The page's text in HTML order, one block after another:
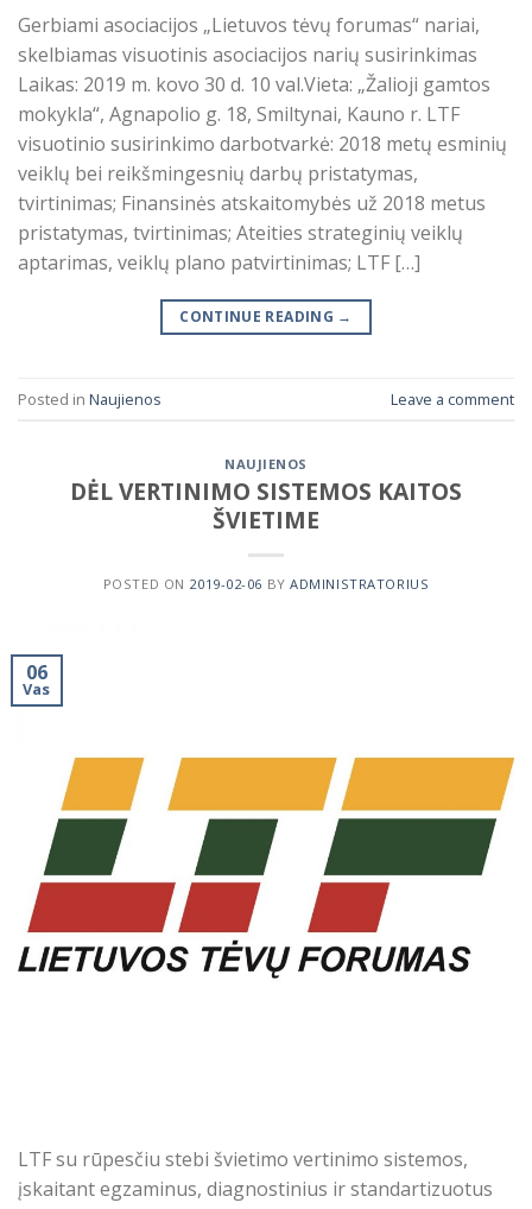
Gerbiami asociacijos „Lietuvos tėvų forumas“ nariai,
skelbiamas visuotinis asociacijos narių susirinkimas
Laikas: 2019 m. kovo 30 d. 10 val.Vieta: „Žalioji gamtos
mokykla“, Agnapolio g. 18, Smiltynai, Kauno r. LTF
visuotinio susirinkimo darbotvarkė: 2018 metų esminių
veiklų bei reikšmingesnių darbų pristatymas,
tvirtinimas; Finansinės atskaitomybės už 2018 metus
pristatymas, tvirtinimas; Ateities strateginių veiklų
aptarimas, veiklų plano patvirtinimas; LTF […]
CONTINUE READING →
Posted in Naujienos Leave a comment
NAUJIENOS
DĖL VERTINIMO SISTEMOS KAITOS
ŠVIETIME
POSTED ON 2019-02-06 BYADMINISTRATORIUS
06
Vas
LTF su rūpesčiu stebi švietimo vertinimo sistemos,
įskaitant egzaminus, diagnostinius ir standartizuotus